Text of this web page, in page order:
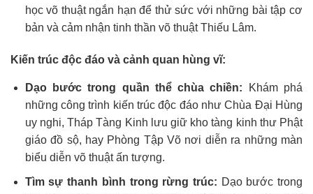
học võ thuật ngắn hạn để thử sức với những bài tập cơ
bản và cảm nhận tinh thần võ thuật Thiếu Lâm.
Kiến trúc độc đáo và cảnh quan hùng vĩ:
Dạo bước trong quần thể chùa chiền: Khám phá
những công trình kiến trúc độc đáo như Chùa Đại Hùng
uy nghi, Tháp Tàng Kinh lưu giữ kho tàng kinh thư Phật
giáo đồ sộ, hay Phòng Tập Võ nơi diễn ra những màn
biểu diễn võ thuật ấn tượng.
Tìm sự thanh bình trong rừng trúc: Dạo bước trong